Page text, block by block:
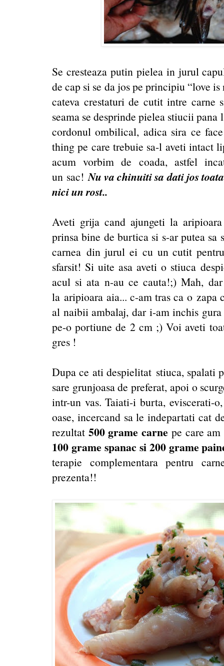
Se cresteaza putin pielea in jurul
de cap si se da jos pe principiu “love
cateva crestaturi de cutit intre carne
seama se desprinde pielea stiucii
cordonul ombilical, adica sira ce
thing pe care trebuie sa-l aveti intact
acum vorbim de coada, astfel
un sac!Nu va chinuiti sa dati jos
nici un rost..
Aveti grija cand ajungeti la
prinsa bine de burtica si s-ar putea
carnea din jurul ei cu un cutit
sfarsit! Si uite asa aveti o stiuca
acul si ata n-au ce cauta!;) Mah,
la aripioara aia... c-am tras ca o
al naibii ambalaj, dar i-am inchis
pe-o portiune de 2 cm ;) Voi aveti
gres !
Dupa ce ati despielitat stiuca, spalati
sare grunjoasa de preferat, apoi o
intr-un vas. Taiati-i burta, eviscerati-
oase, incercand sa le indepartati cat
rezultat 500 grame carne pe care
100 grame spanac si 200 grame
terapie complementara pentru
prezenta!!